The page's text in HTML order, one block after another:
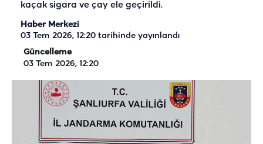
kaçak sigara ve çay ele geçirildi.
Haber Merkezi
03 Tem 2026, 12:20 tarihinde yayınlandı
Güncelleme
03 Tem 2026, 12:20